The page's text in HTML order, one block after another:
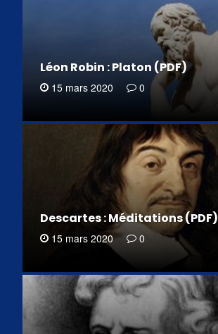
Léon Robin : Platon (PDF)
15 mars 2020 0
Descartes : Méditations (PDF)
15 mars 2020 0